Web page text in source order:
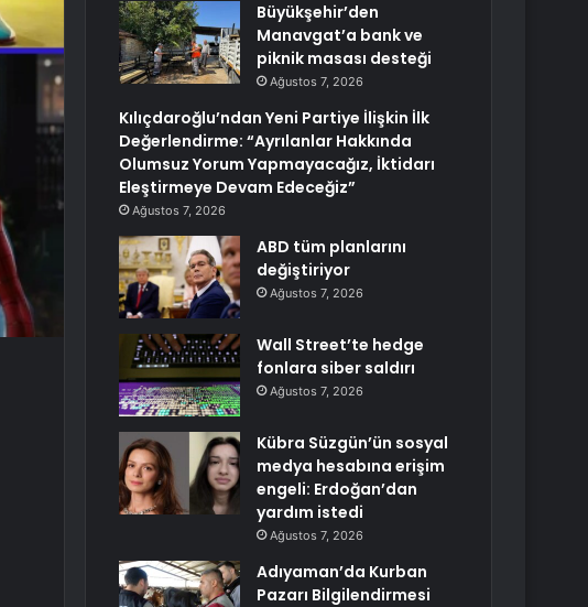
Büyükşehir’den
Manavgat’a bank ve
piknik masası desteği
Ağustos 7, 2026
Kılıçdaroğlu’ndan Yeni Partiye İlişkin İlk
Değerlendirme: “Ayrılanlar Hakkında
Olumsuz Yorum Yapmayacağız, İktidarı
Eleştirmeye Devam Edeceğiz”
Ağustos 7, 2026
ABD tüm planlarını
değiştiriyor
Ağustos 7, 2026
Wall Street’te hedge
fonlara siber saldırı
Ağustos 7, 2026
Kübra Süzgün’ün sosyal
medya hesabına erişim
engeli: Erdoğan’dan
yardım istedi
Ağustos 7, 2026
Adıyaman’da Kurban
Pazarı Bilgilendirmesi